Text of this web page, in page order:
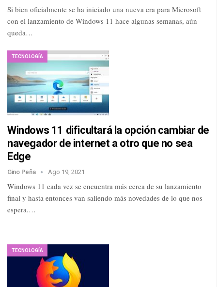
Si bien oficialmente se ha iniciado una nueva era para Microsoft
con el lanzamiento de Windows 11 hace algunas semanas, aún
queda…
TECNOLOGÍA
Windows 11 dificultará la opción cambiar de
navegador de internet a otro que no sea
Edge
Gino Peña Ago 19, 2021
Windows 11 cada vez se encuentra más cerca de su lanzamiento
final y hasta entonces van saliendo más novedades de lo que nos
espera.…
TECNOLOGÍA